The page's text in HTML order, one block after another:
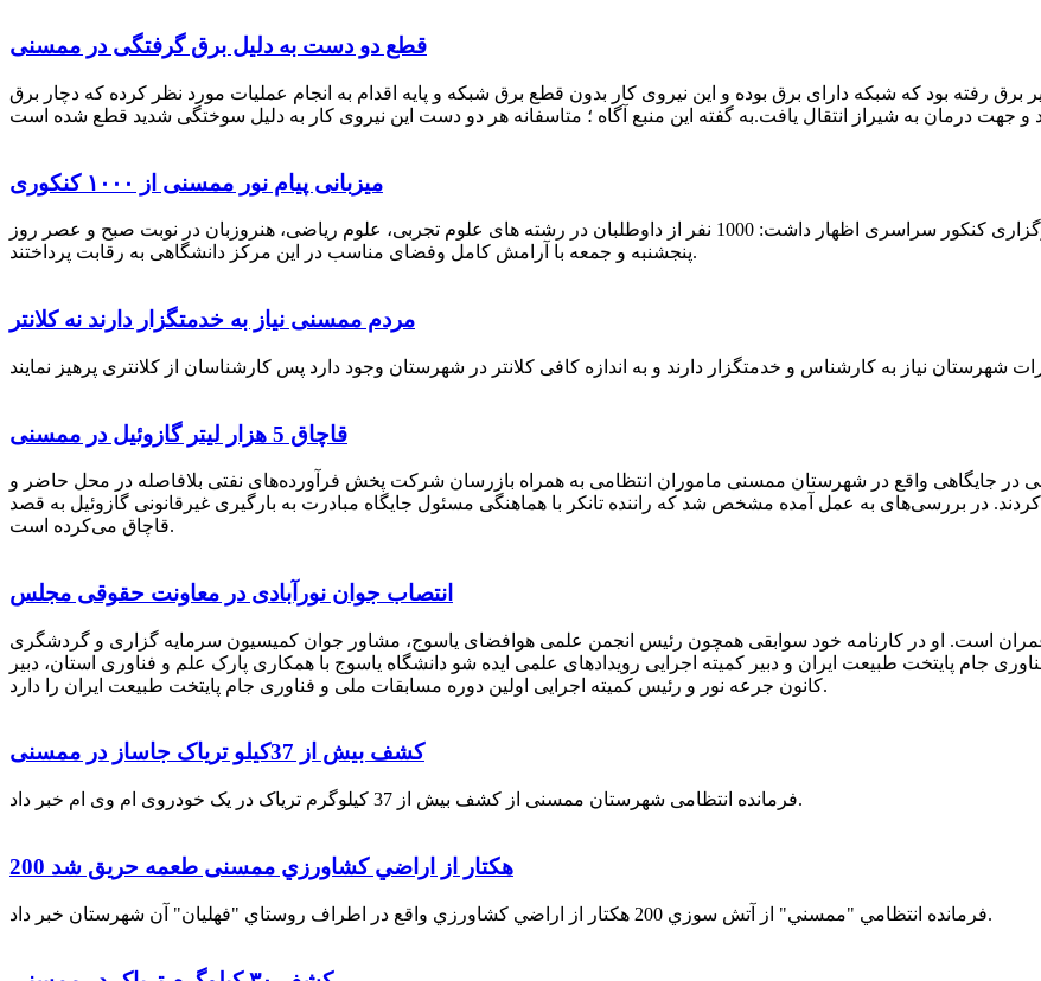
قطع دو دست به دلیل برق گرفتگی در ممسنی
برق رفته بود که شبکه دارای برق بوده و این نیروی کار بدون قطع برق شبکه و پایه اقدام به انجام عملیات مورد نظر کرده که دچار برق
میزبانی پیام نور ممسنی از ۱۰۰۰ کنکوری
شهرام رحمانی سرپرست دانشگاه پیام نور ممسنی در خصوص برگزاری کنکور سراسری اظهار داشت: 1000 نفر از داوطلبان در رشته های علوم تجربی، علوم ریاضی، هنروزبان در نوبت صبح و عصر روز
پنجشنبه و جمعه با آرامش کامل وفضای مناسب در این مرکز دانشگاهی به رقابت پرداختند.
مردم ممسنی نیاز به خدمتگزار دارند نه کلانتر
قاچاق 5 هزار لیتر گازوئیل در ممسنی
در جایگاهی واقع در شهرستان ممسنی ماموران انتظامی به همراه بازرسان شرکت پخش فرآورده‌های نفتی بلافاصله در محل حاضر و
حمل می‌کرد، توقیف کردند. در بررسی‌های به عمل آمده مشخص شد که راننده تانکر با هماهنگی مسئول جایگاه مبادرت به بارگیری غیرقانونی گازوئیل به قصد
قاچاق می‌کرده است.
انتصاب جوان نورآبادی در معاونت حقوقی مجلس
است. او در کارنامه خود سوابقی همچون رئیس انجمن علمی هوافضای یاسوج، مشاور جوان کمیسیون سرمایه گزاری و گردشگری
جام پایتخت طبیعت ایران و دبیر کمیته اجرایی رویدادهای علمی ایده شو دانشگاه یاسوج با همکاری پارک علم و فناوری استان، دبیر
کانون جرعه نور و رئیس کمیته اجرایی اولین دوره مسابقات ملی و فناوری جام پایتخت طبیعت ایران را دارد.
کشف بیش از 37کیلو تریاک جاساز در ممسنی
فرمانده انتظامی شهرستان ممسنی از کشف بیش از 37 کیلوگرم تریاک در یک خودروی ام وی ام خبر داد.
200 هكتار از اراضي كشاورزي ممسنی طعمه حریق شد
فرمانده انتظامي "ممسني" از آتش سوزي 200 هكتار از اراضي كشاورزي واقع در اطراف روستاي "فهلیان" آن شهرستان خبر داد.